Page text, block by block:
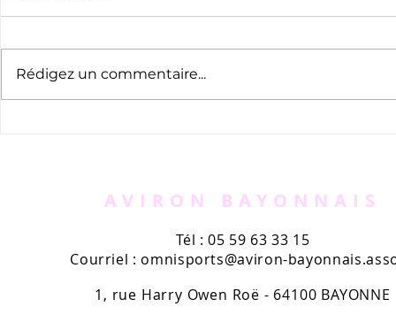
Rédigez un commentaire...
AVIRON BAYONNAIS
Tél : 05 59 63 33 15
Courriel : omnisports@aviron-
1, rue Harry Owen Roë - 64100 BAYONNE